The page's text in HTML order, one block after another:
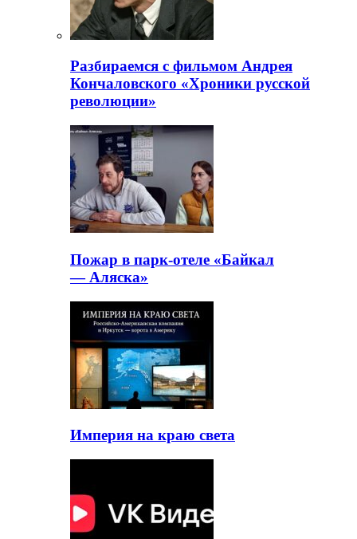
Разбираемся с фильмом Андрея
Кончаловского «Хроники русской
революции»
Пожар в парк-отеле «Байкал
— Аляска»
Империя на краю света